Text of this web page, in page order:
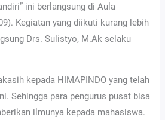
ini berlangsung di Aula
Kegiatan yang diikuti kurang lebih
Drs. Sulistyo, M.Ak selaku
kepada HIMAPINDO yang telah
Sehingga para pengurus pusat bisa
ilmunya kepada mahasiswa.